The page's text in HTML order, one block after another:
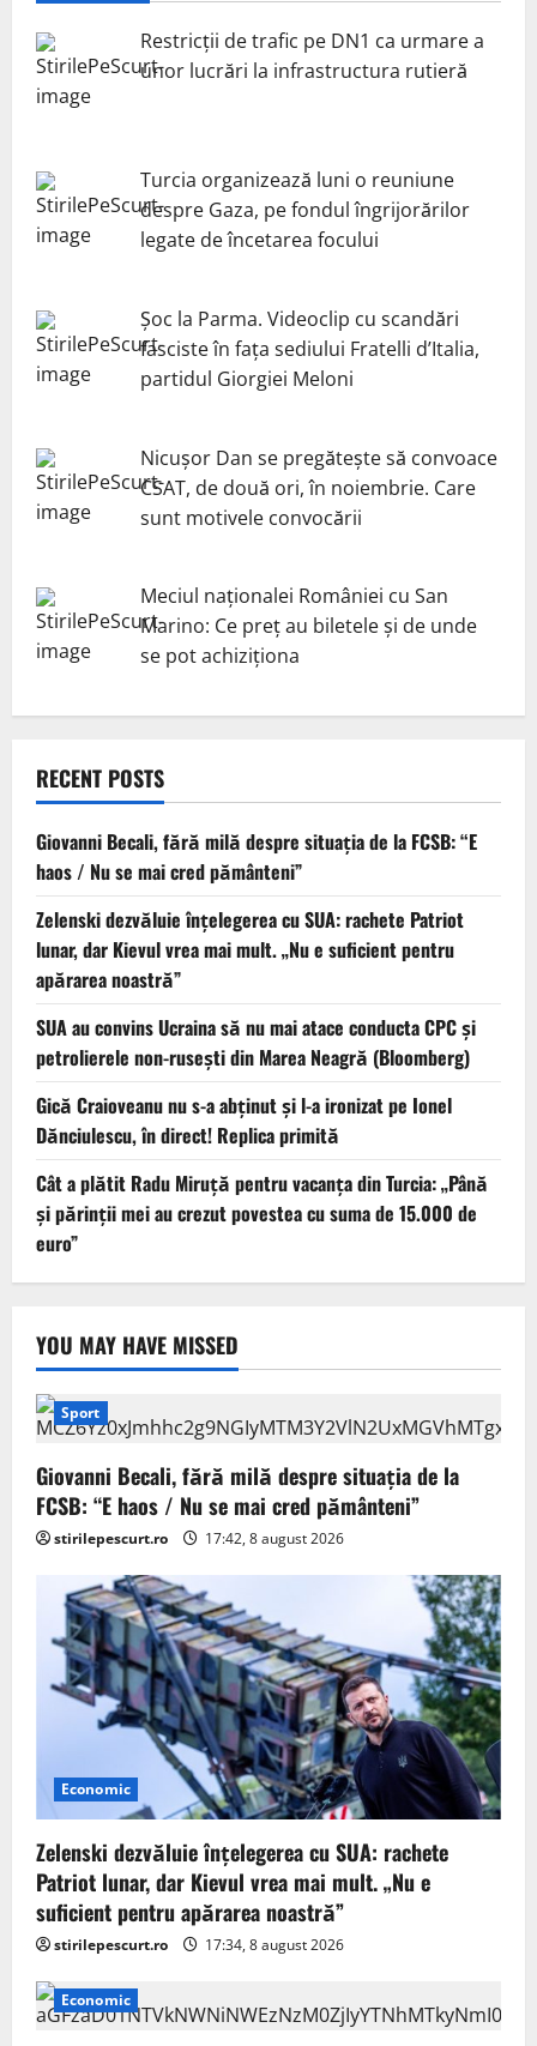
Restricții de trafic pe DN1 ca urmare a
unor lucrări la infrastructura rutieră
Turcia organizează luni o reuniune
despre Gaza, pe fondul îngrijorărilor
legate de încetarea focului
Șoc la Parma. Videoclip cu scandări
fasciste în fața sediului Fratelli d’Italia,
partidul Giorgiei Meloni
Nicuşor Dan se pregăteşte să convoace
CSAT, de două ori, în noiembrie. Care
sunt motivele convocării
Meciul naționalei României cu San
Marino: Ce preț au biletele și de unde
se pot achiziționa
RECENT POSTS
Giovanni Becali, fără milă despre situația de la FCSB: “E
haos / Nu se mai cred pământeni”
Zelenski dezvăluie înțelegerea cu SUA: rachete Patriot
lunar, dar Kievul vrea mai mult. „Nu e suficient pentru
apărarea noastră”
SUA au convins Ucraina să nu mai atace conducta CPC şi
petrolierele non-ruseşti din Marea Neagră (Bloomberg)
Gică Craioveanu nu s-a abținut și l-a ironizat pe Ionel
Dănciulescu, în direct! Replica primită
Cât a plătit Radu Miruță pentru vacanța din Turcia: „Până
și părinții mei au crezut povestea cu suma de 15.000 de
euro”
YOU MAY HAVE MISSED
Sport
Giovanni Becali, fără milă despre situația de la
FCSB: “E haos / Nu se mai cred pământeni”
stirilepescurt.ro 17:42, 8 august 2026
Economic
Zelenski dezvăluie înțelegerea cu SUA: rachete
Patriot lunar, dar Kievul vrea mai mult. „Nu e
suficient pentru apărarea noastră”
stirilepescurt.ro 17:34, 8 august 2026
Economic